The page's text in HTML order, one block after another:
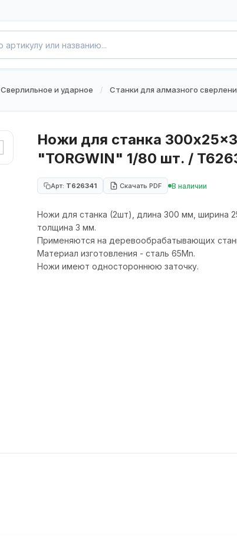
Сверлильное и ударное / Станки для алмазного
Ножи для станка
"TORGWIN" 1/80 шт. /
Арт: T626341 Скачать PDF В наличии
Ножи для станка (2шт), длина 300 мм, ширина
толщина 3 мм.
Применяются на деревообрабатывающих
Материал изготовления - сталь 65Mn.
Ножи имеют одностороннюю заточку.